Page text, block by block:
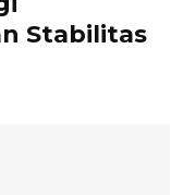
Stabilitas